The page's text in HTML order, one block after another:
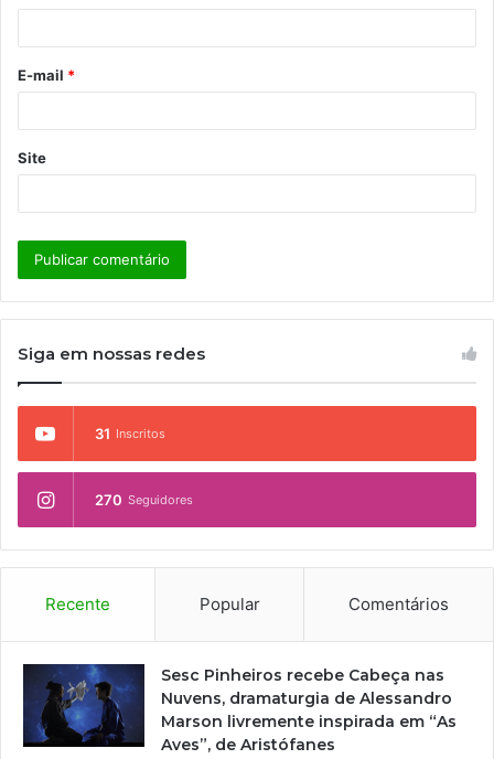
*
E-mail *
Site
Siga em nossas redes
31 Inscritos
270 Seguidores
Recente Popular Comentários
Sesc Pinheiros recebe Cabeça nas
Nuvens, dramaturgia de Alessandro
Marson livremente inspirada em “As
Aves”, de Aristófanes